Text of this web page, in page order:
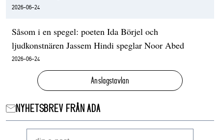
2026-06-24
Såsom i en spegel: poeten Ida Börjel och
ljudkonstnären Jassem Hindi speglar Noor Abed
2026-06-24
Anslagstavlan
NYHETSBREV FRÅN ADA